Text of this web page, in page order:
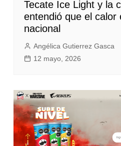
Tecate Ice Light y la
entendió que el calor
nacional
Angélica Gutierrez Gasca
12 mayo, 2026